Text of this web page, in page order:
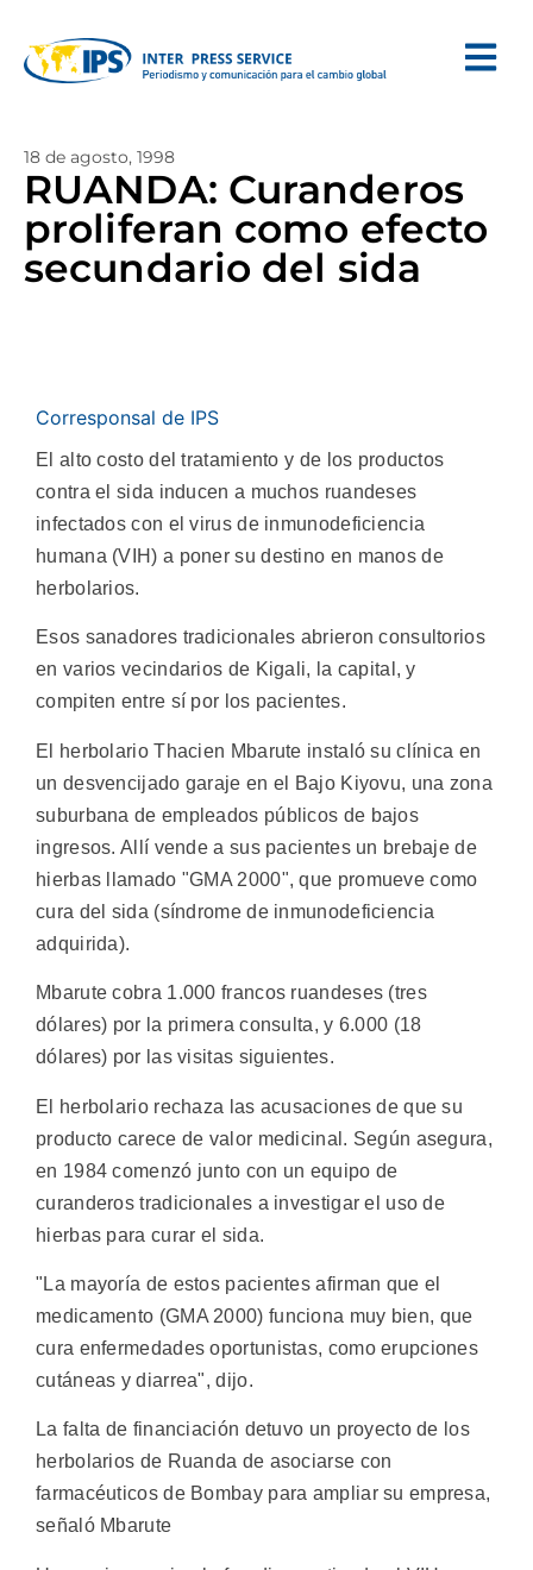
18 de agosto, 1998
RUANDA: Curanderos
proliferan como efecto
secundario del sida
Corresponsal de IPS
El alto costo del tratamiento y de los productos
contra el sida inducen a muchos ruandeses
infectados con el virus de inmunodeficiencia
humana (VIH) a poner su destino en manos de
herbolarios.
Esos sanadores tradicionales abrieron consultorios
en varios vecindarios de Kigali, la capital, y
compiten entre sí por los pacientes.
El herbolario Thacien Mbarute instaló su clínica en
un desvencijado garaje en el Bajo Kiyovu, una zona
suburbana de empleados públicos de bajos
ingresos. Allí vende a sus pacientes un brebaje de
hierbas llamado "GMA 2000", que promueve como
cura del sida (síndrome de inmunodeficiencia
adquirida).
Mbarute cobra 1.000 francos ruandeses (tres
dólares) por la primera consulta, y 6.000 (18
dólares) por las visitas siguientes.
El herbolario rechaza las acusaciones de que su
producto carece de valor medicinal. Según asegura,
en 1984 comenzó junto con un equipo de
curanderos tradicionales a investigar el uso de
hierbas para curar el sida.
"La mayoría de estos pacientes afirman que el
medicamento (GMA 2000) funciona muy bien, que
cura enfermedades oportunistas, como erupciones
cutáneas y diarrea", dijo.
La falta de financiación detuvo un proyecto de los
herbolarios de Ruanda de asociarse con
farmacéuticos de Bombay para ampliar su empresa,
señaló Mbarute